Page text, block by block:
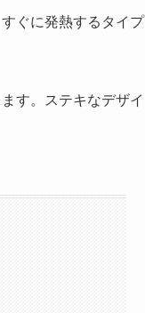
ぐに発熱するタイプ
ます。ステキなデザイ